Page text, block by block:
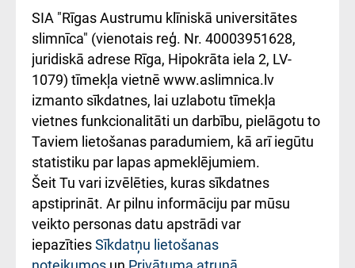
atsauksmju/sūdzību
iesniegšanas
kārtība
Kā pie mums nokļūt
Rēķinu apmaksas
ceļvedis
Rekvizīti un
ārstniecības
iestādes kods
Підтримка Східної
лікарні та співпраця з
Україною
SIA "Rīgas Austrumu klīniskā universitātes
slimnīca" (vienotais reģ. Nr. 40003951628,
juridiskā adrese Rīga, Hipokrāta iela 2, LV-
1079) tīmekļa vietnē www.aslimnica.lv
izmanto sīkdatnes, lai uzlabotu tīmekļa
vietnes funkcionalitāti un darbību, pielāgotu to
Taviem lietošanas paradumiem, kā arī iegūtu
statistiku par lapas apmeklējumiem.
Šeit Tu vari izvēlēties, kuras sīkdatnes
apstiprināt. Ar pilnu informāciju par mūsu
veikto personas datu apstrādi var
iepazītiesSīkdatņu lietošanas